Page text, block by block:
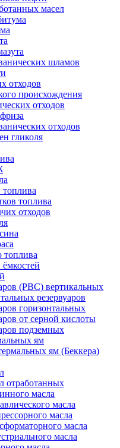
масел
шламов
отходов
происхождения
отходов
отходов
гликоля
топлива
топлива
отходов
топлива
ёмкостей
(РВС) вертикальных
резервуаров
горизонтальных
от серной кислоты
подземных
ям
ям (Беккера)
отработанных
масла
масла
масла
масла
масла